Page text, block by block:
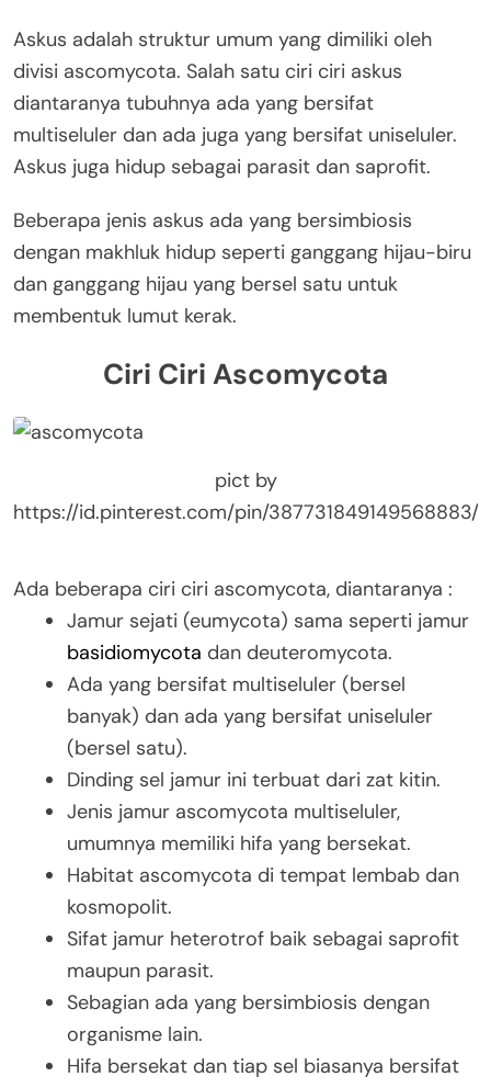
Askus adalah struktur umum yang dimiliki oleh
divisi ascomycota. Salah satu ciri ciri askus
diantaranya tubuhnya ada yang bersifat
multiseluler dan ada juga yang bersifat uniseluler.
Askus juga hidup sebagai parasit dan saprofit.
Beberapa jenis askus ada yang bersimbiosis
dengan makhluk hidup seperti ganggang hijau-biru
dan ganggang hijau yang bersel satu untuk
membentuk lumut kerak.
Ciri Ciri Ascomycota
pict by
https://id.pinterest.com/pin/387731849149568883/
Ada beberapa ciri ciri ascomycota, diantaranya :
Jamur sejati (eumycota) sama seperti jamur
basidiomycota dan deuteromycota.
Ada yang bersifat multiseluler (bersel
banyak) dan ada yang bersifat uniseluler
(bersel satu).
Dinding sel jamur ini terbuat dari zat kitin.
Jenis jamur ascomycota multiseluler,
umumnya memiliki hifa yang bersekat.
Habitat ascomycota di tempat lembab dan
kosmopolit.
Sifat jamur heterotrof baik sebagai saprofit
maupun parasit.
Sebagian ada yang bersimbiosis dengan
organisme lain.
Hifa bersekat dan tiap sel biasanya bersifat